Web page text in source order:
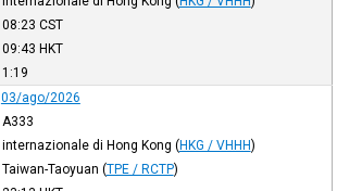
08:23 CST
09:43 HKT
1:19
03/ago/2026
A333
internazionale di Hong Kong (HKG / VHHH)
Taiwan-Taoyuan (TPE / RCTP)